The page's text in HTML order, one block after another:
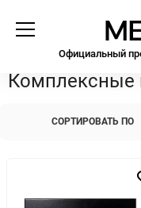
Официальный
Комплексные
СОРТИРОВАТЬ ПО